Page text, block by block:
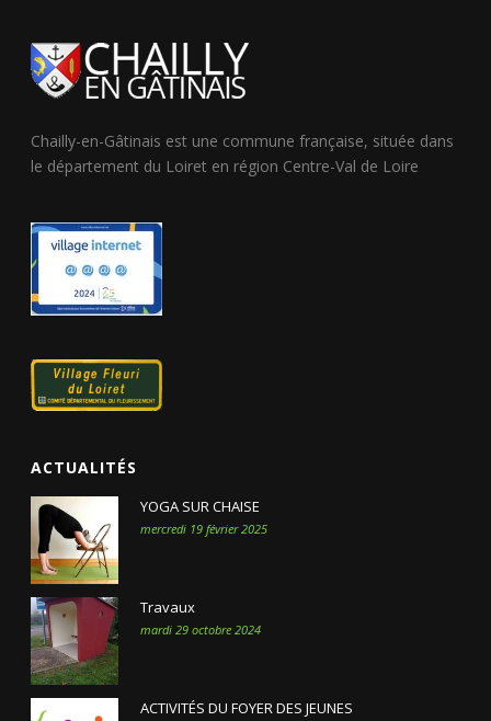
Chailly-en-Gâtinais est une commune française, située dans
le département du Loiret en région Centre-Val de Loire
ACTUALITÉS
YOGA SUR CHAISE
mercredi 19 février 2025
Travaux
mardi 29 octobre 2024
ACTIVITÉS DU FOYER DES JEUNES